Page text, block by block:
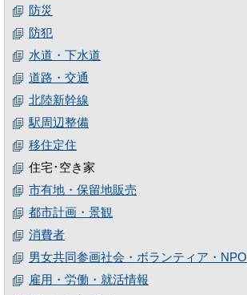
防災
防犯
水道・下水道
道路・交通
北陸新幹線
駅周辺整備
移住定住
住宅･空き家
市有地・保留地販売
都市計画・景観
消費者
男女共同参画社会・ボランティア・NPO
雇用・労働・就活情報